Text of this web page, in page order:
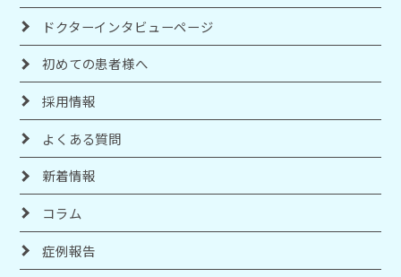
ドクターインタビューページ
初めての患者様へ
採用情報
よくある質問
新着情報
コラム
症例報告